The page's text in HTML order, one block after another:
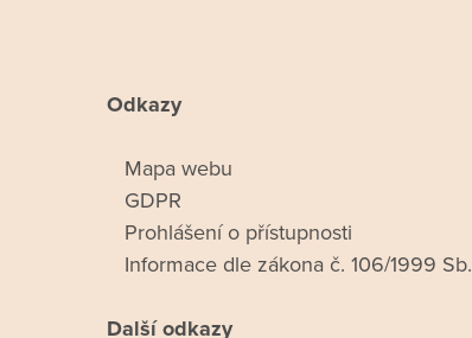
Odkazy
Mapa webu
GDPR
Prohlášení o přístupnosti
Informace dle zákona č. 106/1999 Sb.
Další odkazy